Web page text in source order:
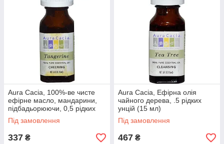
Aura Cacia, 100%-ве чисте
ефірне масло, мандарини,
підбадьорюючи, 0,5 рідких
унцій (15 мл)
Під замовлення
337 ₴
Aura Cacia, Ефірна олія
чайного дерева, .5 рідких
унцій (15 мл)
Під замовлення
467 ₴